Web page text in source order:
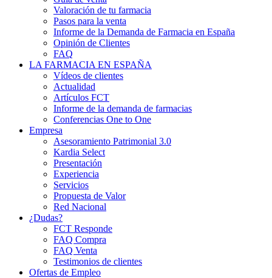
Valoración de tu farmacia
Pasos para la venta
Informe de la Demanda de Farmacia en España
Opinión de Clientes
FAQ
LA FARMACIA EN ESPAÑA
Vídeos de clientes
Actualidad
Artículos FCT
Informe de la demanda de farmacias
Conferencias One to One
Empresa
Asesoramiento Patrimonial 3.0
Kardia Select
Presentación
Experiencia
Servicios
Propuesta de Valor
Red Nacional
¿Dudas?
FCT Responde
FAQ Compra
FAQ Venta
Testimonios de clientes
Ofertas de Empleo